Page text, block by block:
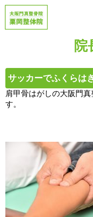
院
サッカーでふくらは
肩甲骨はがしの大阪門
す。